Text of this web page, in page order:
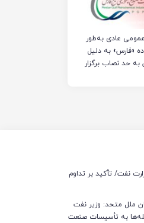
عادی به‌طور
«فارس» به دلیل
حد نصاب برگزار
نفت/ تأکید بر تداوم
ملل متحد: وزیر نفت
به تأسیسات صنعت